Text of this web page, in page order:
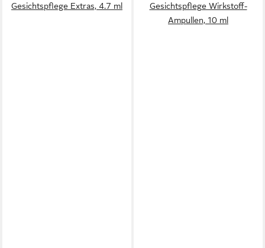
Gesichtspflege Extras, 4.7 ml
Gesichtspflege Wirkstoff-
Ampullen, 10 ml